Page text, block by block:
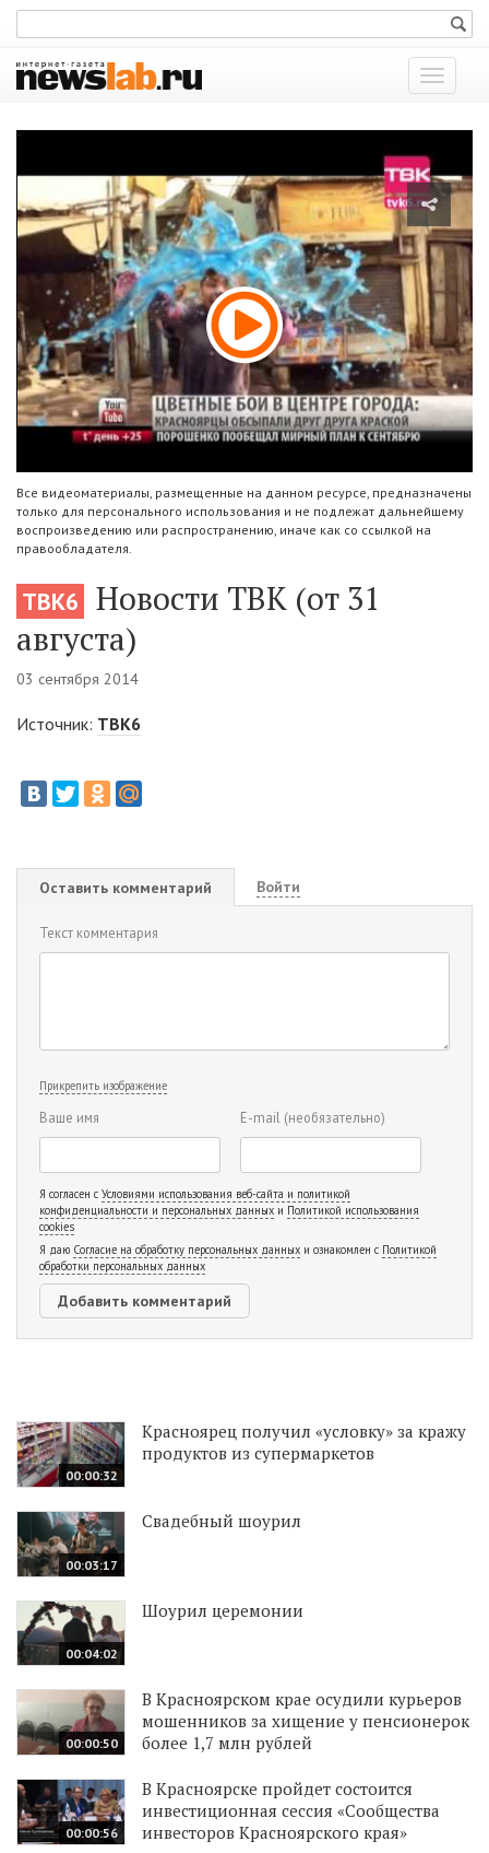
Показать
меню
Все видеоматериалы, размещенные на данном ресурсе, предназначены
только для персонального использования и не подлежат дальнейшему
воспроизведению или распространению, иначе как со ссылкой на
правообладателя.
ТВК6
Новости ТВК (от 31
августа)
03 сентября 2014
Источник: ТВК6
Оставить комментарий Войти
Текст комментария
Прикрепить изображение
Ваше имя E-mail (необязательно)
Я согласен с Условиями использования веб-сайта и политикой
конфиденциальности и персональных данных и Политикой использования
cookies
Я даю Согласие на обработку персональных данных и ознакомлен с Политикой
обработки персональных данных
00:00:32
Красноярец получил «условку» за кражу
продуктов из супермаркетов
00:03:17
Свадебный шоурил
00:04:02
Шоурил церемонии
00:00:50
В Красноярском крае осудили курьеров
мошенников за хищение у пенсионерок
более 1,7 млн рублей
00:00:56
В Красноярске пройдет состоится
инвестиционная сессия «Сообщества
инвесторов Красноярского края»